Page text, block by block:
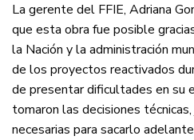
La gerente del FFIE, Adriana
que esta obra fue posible
la Nación y la administración
de los proyectos reactivados
de presentar dificultades en su
tomaron las decisiones
necesarias para sacarlo